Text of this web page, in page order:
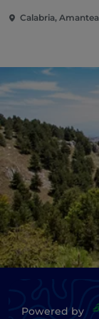
Calabria, Amantea
Powered by